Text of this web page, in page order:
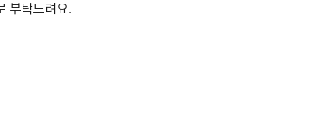
부탁드려요.